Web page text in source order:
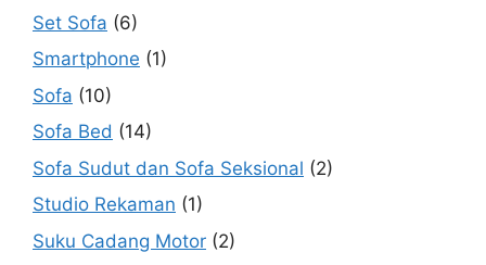
Set Sofa (6)
Smartphone (1)
Sofa (10)
Sofa Bed (14)
Sofa Sudut dan Sofa Seksional (2)
Studio Rekaman (1)
Suku Cadang Motor (2)